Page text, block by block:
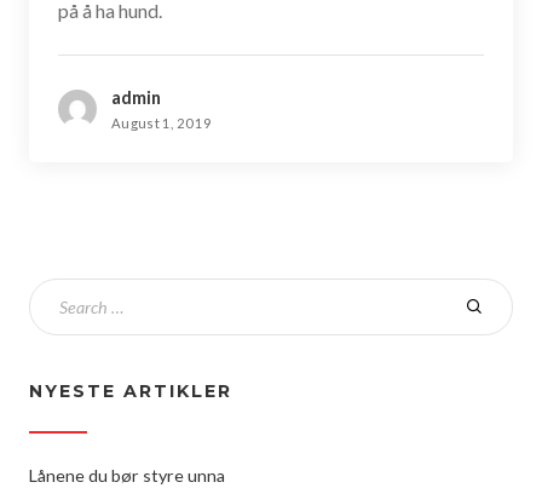
på å ha hund.
admin
August 1, 2019
NYESTE ARTIKLER
Lånene du bør styre unna